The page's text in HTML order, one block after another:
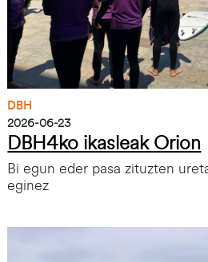
DBH
2026-06-23
DBH4ko ikasleak Orion
Bi egun eder pasa zituzten
eginez